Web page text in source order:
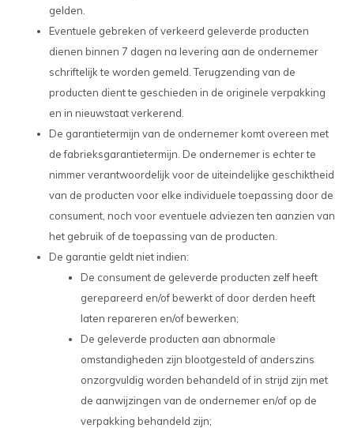
gelden.
Eventuele gebreken of verkeerd geleverde producten
dienen binnen 7 dagen na levering aan de ondernemer
schriftelijk te worden gemeld. Terugzending van de
producten dient te geschieden in de originele verpakking
en in nieuwstaat verkerend.
De garantietermijn van de ondernemer komt overeen met
de fabrieksgarantietermijn. De ondernemer is echter te
nimmer verantwoordelijk voor de uiteindelijke geschiktheid
van de producten voor elke individuele toepassing door de
consument, noch voor eventuele adviezen ten aanzien van
het gebruik of de toepassing van de producten.
De garantie geldt niet indien:
De consument de geleverde producten zelf heeft
gerepareerd en/of bewerkt of door derden heeft
laten repareren en/of bewerken;
De geleverde producten aan abnormale
omstandigheden zijn blootgesteld of anderszins
onzorgvuldig worden behandeld of in strijd zijn met
de aanwijzingen van de ondernemer en/of op de
verpakking behandeld zijn;